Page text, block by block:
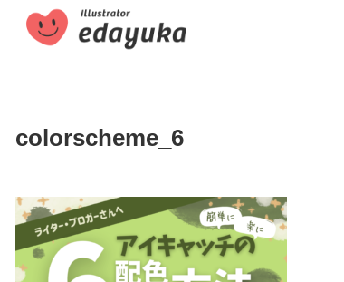
colorscheme_6